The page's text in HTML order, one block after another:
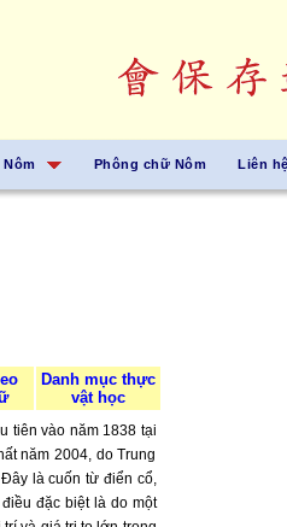
Phông chữ Nôm Liên hệ
Danh mục thực
vật học
tiên vào năm 1838 tại
năm 2004, do Trung
là cuốn từ điển cổ,
đặc biệt là do một